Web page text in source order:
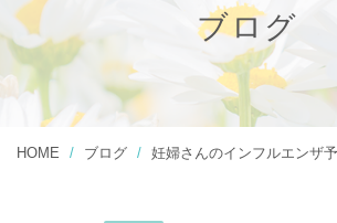
点滴療法
アンチエイジング
デトッ
サプリメ
予防接種
マタニティヨガ ピル
ブログ
HOME ブログ 妊婦さんのインフルエンザ